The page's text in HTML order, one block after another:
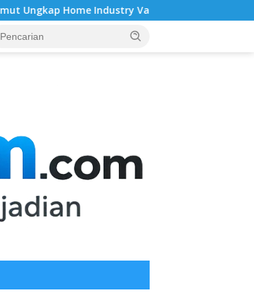
Vape “Getar” Mengandung Etomidate di Deli